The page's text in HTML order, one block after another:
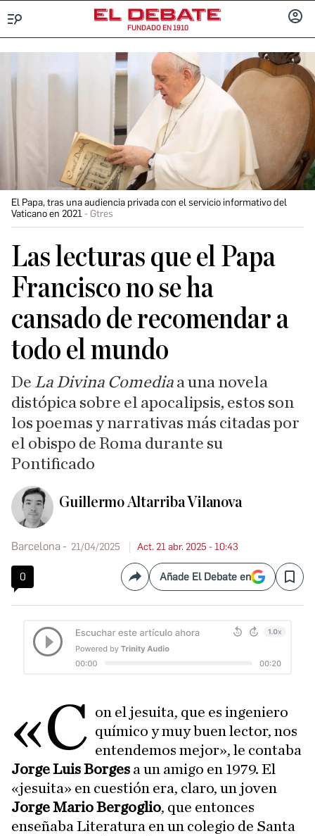
FUNDADO EN 1910
El Papa, tras una audiencia privada con el servicio informativo del
Vaticano en 2021
Gtres
Las lecturas que el Papa
Francisco no se ha
cansado de recomendar a
todo el mundo
De La Divina Comedia a una novela
distópica sobre el apocalipsis, estos son
los poemas y narrativas más citadas por
el obispo de Roma durante su
Pontificado
Guillermo Altarriba Vilanova
Barcelona 21/04/2025 Act. 21 abr. 2025 - 10:43
0 CompartirAñade El Debate en Save
«C on el jesuita, que es ingeniero
químico y muy buen lector, nos
entendemos mejor», le contaba
Jorge Luis Borges a un amigo en 1979. El
«jesuita» en cuestión era, claro, un joven
Jorge Mario Bergoglio, que entonces
enseñaba Literatura en un colegio de Santa